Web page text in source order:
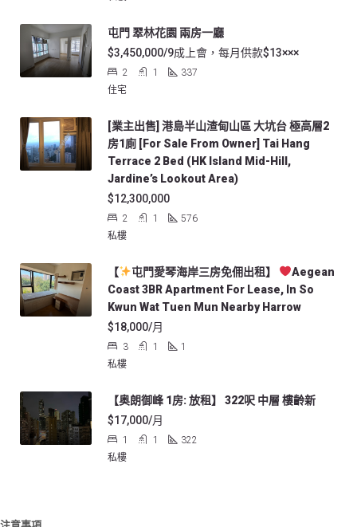
屯門 翠林花園 兩房一廳
$3,450,000/9成上會，每月供款$13×××
2 1
337
住宅
[業主出售] 港島半山渣甸山區 大坑台 極高層2
房1廁 [For Sale From Owner] Tai Hang
Terrace 2 Bed (HK Island Mid-Hill,
Jardine’s Lookout Area)
$12,300,000
2 1
576
私樓
【 屯門愛琴海岸三房免佣出租】
Aegean
Coast 3BR Apartment For Lease, In So
Kwun Wat Tuen Mun Nearby Harrow
$18,000/月
3 1
1
私樓
【奥朗御峰 1房: 放租】 322呎 中層 樓齡新
$17,000/月
1 1
322
私樓